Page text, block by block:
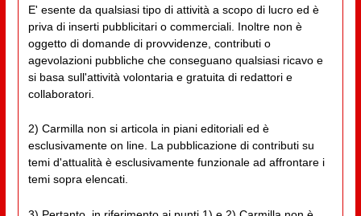
E' esente da qualsiasi tipo di attività a scopo di lucro ed è
priva di inserti pubblicitari o commerciali. Inoltre non è
oggetto di domande di provvidenze, contributi o
agevolazioni pubbliche che conseguano qualsiasi ricavo e
si basa sull'attività volontaria e gratuita di redattori e
collaboratori.
2) Carmilla non si articola in piani editoriali ed è
esclusivamente on line. La pubblicazione di contributi su
temi d'attualità è esclusivamente funzionale ad affrontare i
temi sopra elencati.